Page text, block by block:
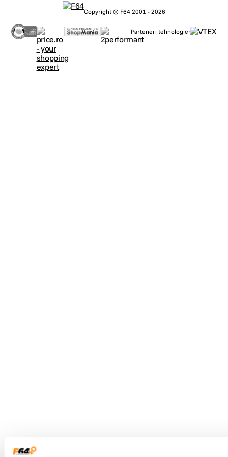
Copyright © F64 2001 - 2026
Parteneri tehnologie: